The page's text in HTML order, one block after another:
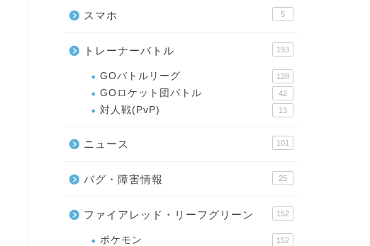
スマホ 5
トレーナーバトル 193
GOバトルリーグ 128
GOロケット団バトル 42
対人戦(PvP) 13
ニュース 101
バグ・障害情報 25
ファイアレッド・リーフグリーン 152
ポケモン 152